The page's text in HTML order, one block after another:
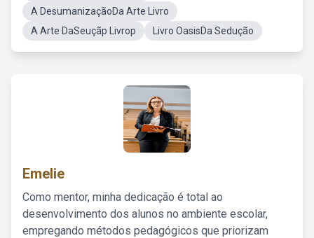
A DesumanizaçãoDa Arte Livro
A Arte DaSeuçãp Livrop
Livro OasisDa Sedução
Emelie
Como mentor, minha dedicação é total ao
desenvolvimento dos alunos no ambiente escolar,
empregando métodos pedagógicos que priorizam